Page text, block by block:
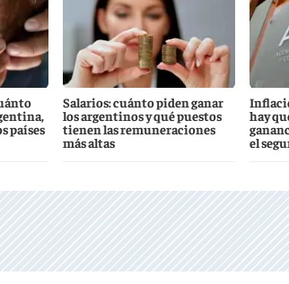
países
Salarios: cuánto piden ganar
los argentinos y qué puestos
tienen las remuneraciones
más altas
hay
el